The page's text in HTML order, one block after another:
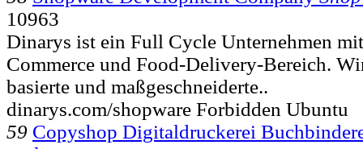
10963
Dinarys ist ein Full Cycle Unternehmen
Commerce und Food-Delivery-Bereich.
basierte und maßgeschneiderte..
dinarys.com/shopware Forbidden Ubuntu
59 Copyshop Digitaldruckerei